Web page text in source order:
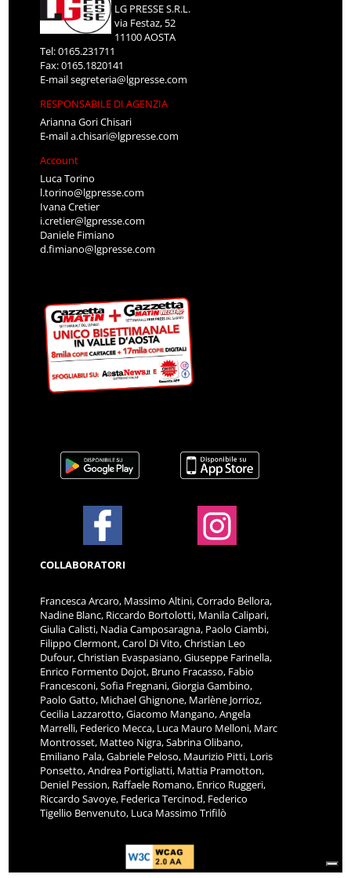
LG PRESSE S.R.L.
via Festaz, 52
11100 AOSTA
Tel: 0165.231711
Fax: 0165.1820141
E-mailsegreteria@lgpresse.com
RESPONSABILE DI AGENZIA
Arianna Gori Chisari
E-maila.chisari@lgpresse.com
Account
Luca Torino
l.torino@lgpresse.com
Ivana Cretier
i.cretier@lgpresse.com
Daniele Fimiano
d.fimiano@lgpresse.com
COLLABORATORI
Francesca Arcaro, Massimo Altini, Corrado Bellora,
Nadine Blanc, Riccardo Bortolotti, Manila Calipari,
Giulia Calisti, Nadia Camposaragna, Paolo Ciambi,
Filippo Clermont, Carol Di Vito, Christian Leo
Dufour, Christian Evaspasiano, Giuseppe Farinella,
Enrico Formento Dojot, Bruno Fracasso, Fabio
Francesconi, Sofia Fregnani, Giorgia Gambino,
Paolo Gatto, Michael Ghignone, Marlène Jorrioz,
Cecilia Lazzarotto, Giacomo Mangano, Angela
Marrelli, Federico Mecca, Luca Mauro Melloni, Marc
Montrosset, Matteo Nigra, Sabrina Olibano,
Emiliano Pala, Gabriele Peloso, Maurizio Pitti, Loris
Ponsetto, Andrea Portigliatti, Mattia Pramotton,
Deniel Pession, Raffaele Romano, Enrico Ruggeri,
Riccardo Savoye, Federica Tercinod, Federico
Tigellio Benvenuto, Luca Massimo Trifilò